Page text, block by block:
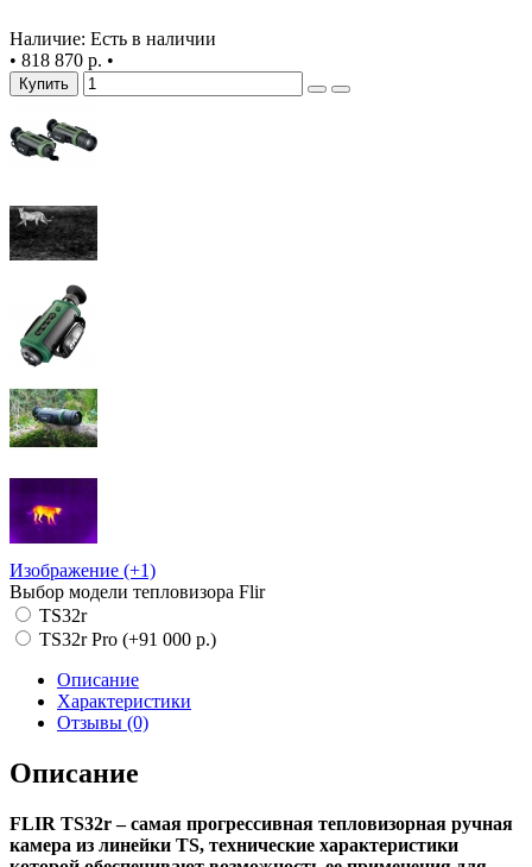
Наличие: Есть в наличии
• 818 870 р. •
Купить
Изображение (+1)
Выбор модели тепловизора Flir
TS32r
TS32r Pro (+91 000 р.)
Описание
Характеристики
Отзывы (0)
Описание
FLIR TS32r – самая прогрессивная тепловизорная ручная
камера из линейки TS, технические характеристики